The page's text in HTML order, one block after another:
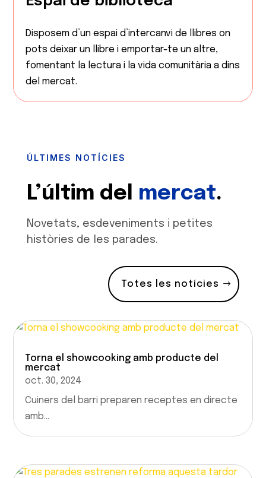
Disposem d’un espai d’intercanvi de llibres on
pots deixar un llibre i emportar-te un altre,
fomentant la lectura i la vida comunitària a dins
del mercat.
ÚLTIMES NOTÍCIES
L’últim del mercat.
Novetats, esdeveniments i petites
històries de les parades.
Totes les notícies
Torna el showcooking amb producte del
mercat
oct. 30, 2024
Cuiners del barri preparen receptes en directe
amb...